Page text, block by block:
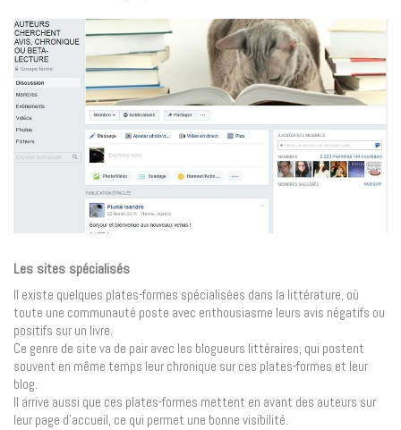
Les sites spécialisés
Il existe quelques plates-formes spécialisées dans la littérature, où
toute une communauté poste avec enthousiasme leurs avis négatifs ou
positifs sur un livre.
Ce genre de site va de pair avec les blogueurs littéraires, qui postent
souvent en même temps leur chronique sur ces plates-formes et leur
blog.
Il arrive aussi que ces plates-formes mettent en avant des auteurs sur
leur page d’accueil, ce qui permet une bonne visibilité.